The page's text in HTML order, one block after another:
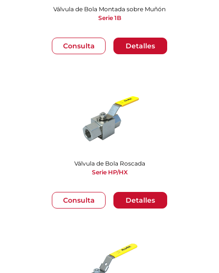
Consulta Detalles
Válvula de Bola Montada sobre Muñó​​​​​​​n
Serie 1B
Consulta Detalles
Válvula de Bola Roscada
Serie HP/HX